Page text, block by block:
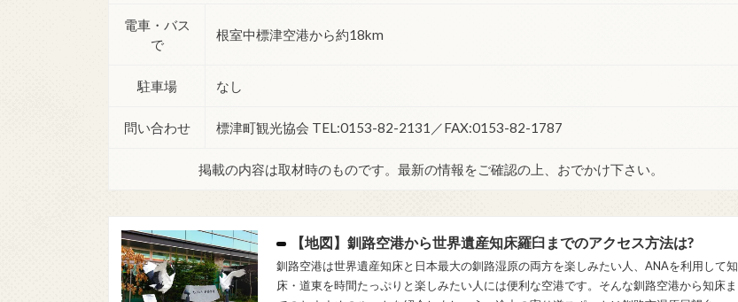
電車・バス
で
根室中標津空港から約18km
駐車場 なし
問い合わせ 標津町観光協会 TEL:0153-82-2131／FAX:0153-82-1787
掲載の内容は取材時のものです。最新の情報をご確認の上、おでかけ下さい。
【地図】釧路空港から世界遺産知床羅臼までのアクセス方法は?
釧路空港は世界遺産知床と日本最大の釧路湿原の両方を楽しみたい人、ANAを利用して知
床・道東を時間たっぷりと楽しみたい人には便利な空港です。そんな釧路空港から知床ま